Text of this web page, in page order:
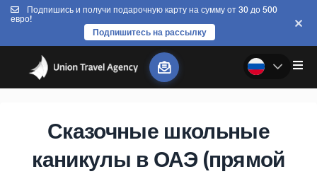
Подпишись и получи подарочную карту на сумму от 30 до 500
евро!
Подпишитесь на рассылку
Сказочные школьные
каникулы в ОАЭ (прямой